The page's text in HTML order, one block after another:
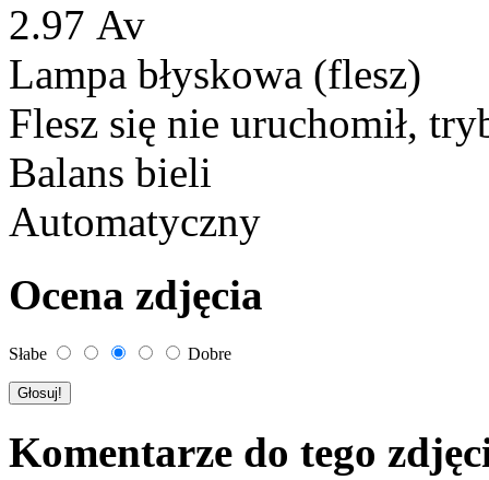
2.97 Av
Lampa błyskowa (flesz)
Flesz się nie uruchomił,
Balans bieli
Automatyczny
Ocena zdjęcia
Słabe Dobre
Komentarze do tego